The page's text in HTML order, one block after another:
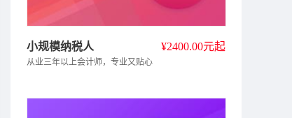
小规模纳税人 2400.00元起
从业三年以上会计师，专业又贴心